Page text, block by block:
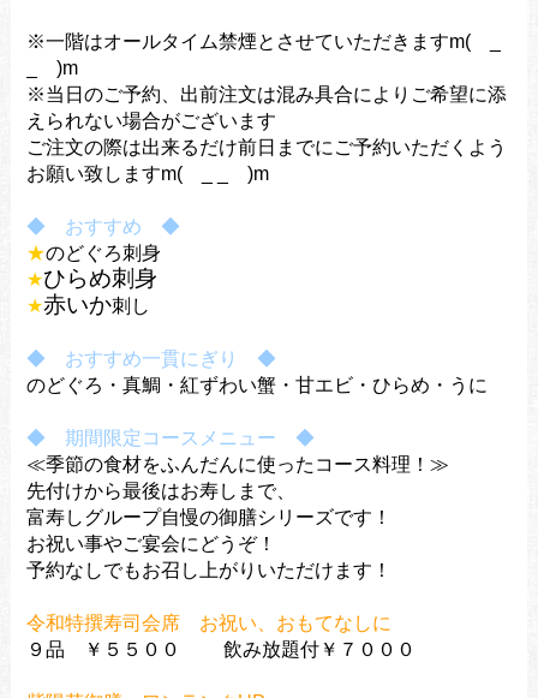
※一階はオールタイム禁煙とさせていただきますm( _
_ )m
※当日のご予約、出前注文は混み具合によりご希望に添
えられない場合がございます
ご注文の際は出来るだけ前日までにご予約いただくよう
お願い致しますm( _ _ )m
◆ おすすめ ◆
★のどぐろ刺身
★ひらめ刺身
★赤いか刺し
◆ おすすめ一貫にぎり ◆
のどぐろ・真鯛・紅ずわい蟹・甘エビ・ひらめ・うに
◆ 期間限定コースメニュー ◆
≪季節の食材をふんだんに使ったコース料理！≫
先付けから最後はお寿しまで、
富寿しグループ自慢の御膳シリーズです！
お祝い事やご宴会にどうぞ！
予約なしでもお召し上がりいただけます！
令和特撰寿司会席 お祝い、おもてなしに
９品 ￥５５００ 飲み放題付￥７０００